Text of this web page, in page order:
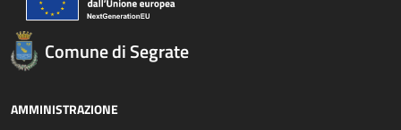
Comune di Segrate
AMMINISTRAZIONE